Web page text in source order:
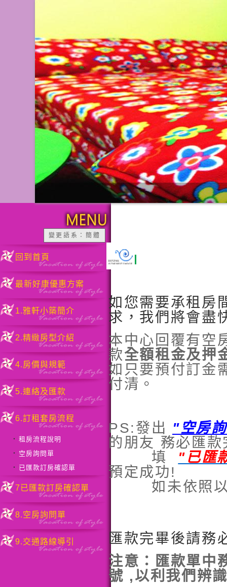
變更語系：簡體
回到首頁
最新好康優惠方案
1.雅軒小築簡介
2.精緻房型介紹
4.房價與規範
5.連絡及匯款
6.訂租套房流程
‧ 租房流程說明
‧ 空房詢問單
‧ 已匯款訂房確認單
7已匯款訂房確認單
8.空房詢問單
9.交通路線導引
6.訂租套房流程 /
如您需要承租房
求，我們將會盡
本中心回覆有空
款全額租金及押
如只要預付訂金
付清。
PS:發出 "空房
的朋友 務必匯款
填 "已匯
預定成功!
如未依照以上
匯款完畢後請
注意：匯款單中
號 ,以利我們辨